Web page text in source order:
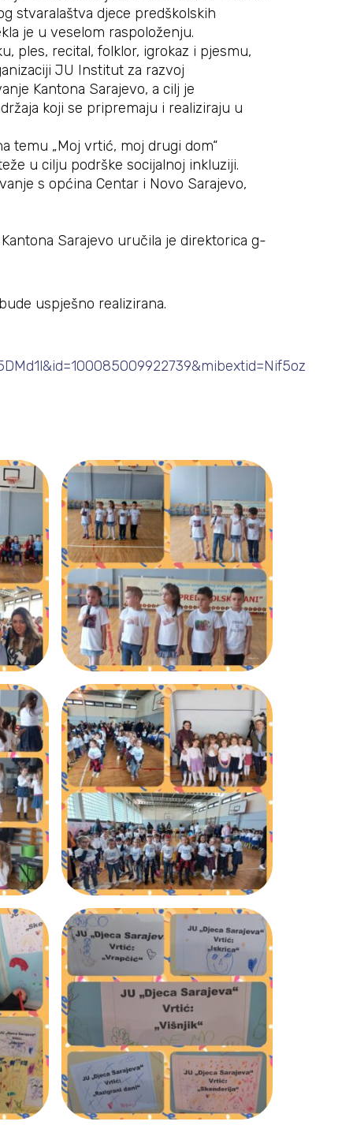
stvaralaštva djece predškolskih
je u veselom raspoloženju.
ples, recital, folklor, igrokaz i pjesmu,
JU Institut za razvoj
Kantona Sarajevo, a cilj je
koji se pripremaju i realiziraju u
temu „Moj vrtić, moj drugi dom“
u cilju podrške socijalnoj inkluziji.
s općina Centar i Novo Sarajevo,
Sarajevo uručila je direktorica g-
uspješno realizirana.